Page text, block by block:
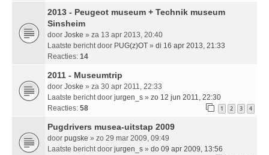
2013 - Peugeot museum + Technik museum
Sinsheim
door Joske » za 13 apr 2013, 20:40
Laatste bericht door PUG(z)OT » di 16 apr 2013, 21:33
Reacties: 14
2011 - Museumtrip
door Joske » za 30 apr 2011, 22:33
Laatste bericht door jurgen_s » zo 12 jun 2011, 22:30
Reacties: 58 1 2 3 4
Pugdrivers musea-uitstap 2009
door pugske » zo 29 mar 2009, 09:49
Laatste bericht door jurgen_s » do 09 apr 2009, 13:56